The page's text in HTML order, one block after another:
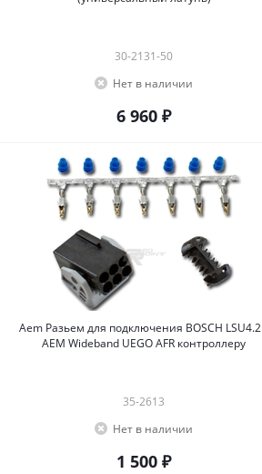
30-2131-50
Нет в наличии
6 960 ₽
Aem Разьем для подключения BOSCH LSU4.2 к
AEM Wideband UEGO AFR контроллеру
35-2613
Нет в наличии
1 500 ₽